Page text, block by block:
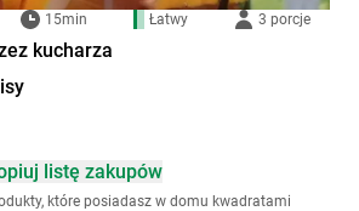
15min Łatwy 3 porcje
kucharza
listę zakupów
które posiadasz w domu kwadratami